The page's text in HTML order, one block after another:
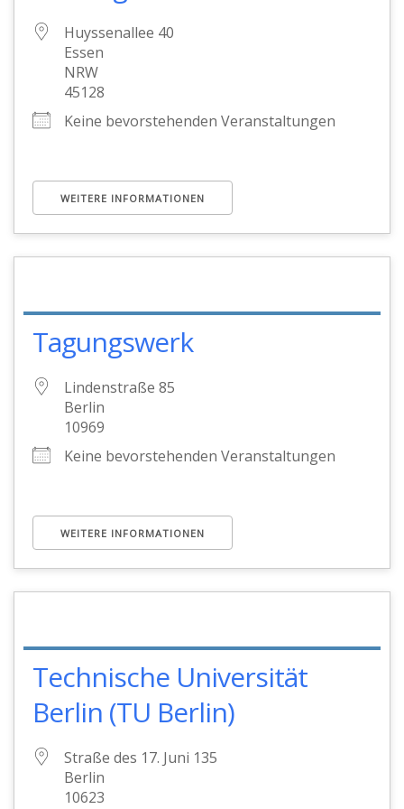
Huyssenallee 40
Essen
NRW
45128
Keine bevorstehenden Veranstaltungen
WEITERE INFORMATIONEN
Tagungswerk
Lindenstraße 85
Berlin
10969
Keine bevorstehenden Veranstaltungen
WEITERE INFORMATIONEN
Technische Universität
Berlin (TU Berlin)
Straße des 17. Juni 135
Berlin
10623